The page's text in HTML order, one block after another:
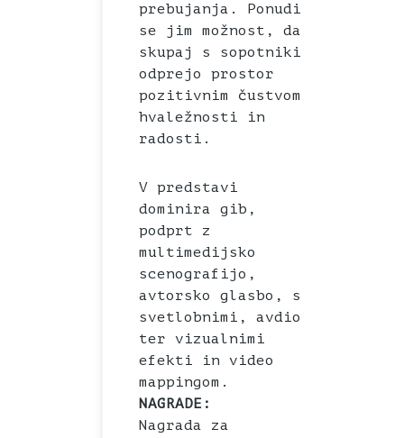
prebujanja. Ponudi
se jim možnost, da
skupaj s sopotniki
odprejo prostor
pozitivnim čustvom
hvaležnosti in
radosti.
V predstavi
dominira gib,
podprt z
multimedijsko
scenografijo,
avtorsko glasbo, s
svetlobnimi, avdio
ter vizualnimi
efekti in video
mappingom.
NAGRADE:
Nagrada za